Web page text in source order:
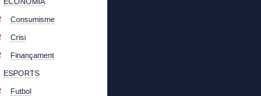
Consumisme
Crisi
Finançament
ESPORTS
Futbol